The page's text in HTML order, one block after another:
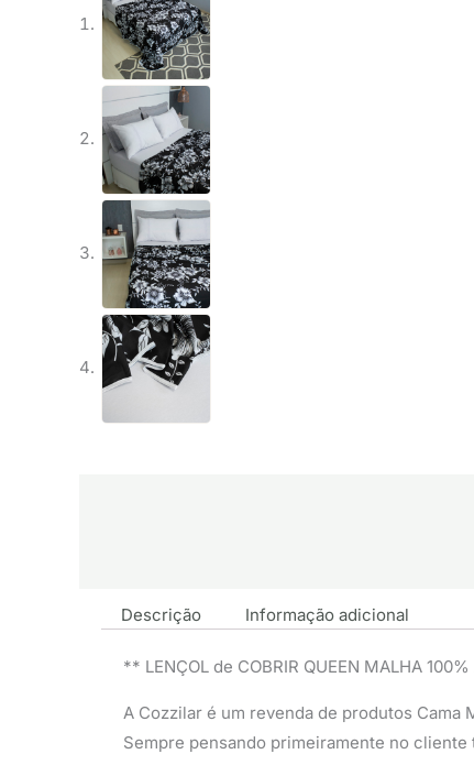
Descrição Informação adicional
** LENÇOL de COBRIR QUEEN MALHA
A Cozzilar é um revenda de produtos
Sempre pensando primeiramente no